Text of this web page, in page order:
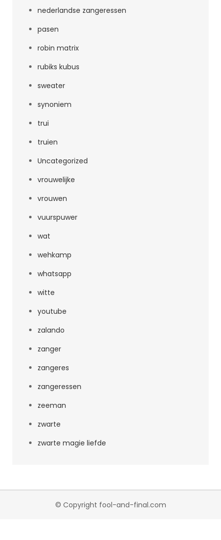
nederlandse zangeressen
pasen
robin matrix
rubiks kubus
sweater
synoniem
trui
truien
Uncategorized
vrouwelijke
vrouwen
vuurspuwer
wat
wehkamp
whatsapp
witte
youtube
zalando
zanger
zangeres
zangeressen
zeeman
zwarte
zwarte magie liefde
© Copyright fool-and-final.com